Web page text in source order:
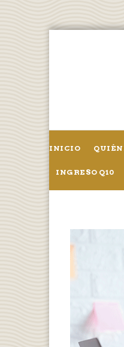
INICIO
INGRESO Q10